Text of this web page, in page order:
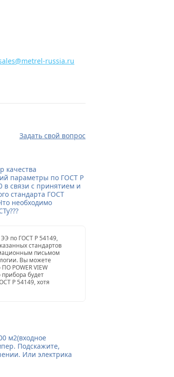
russia.ru
Задать свой вопрос
качества
параметры по ГОСТ Р
в связи с принятием и
стандарта ГОСТ
необходимо
по ГОСТ Р 54149,
стандартов
письмом
Вы можете
POWER VIEW
будет
Р 54149, хотя
м2(входное
Подскажите,
Или электрика